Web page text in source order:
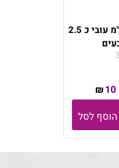
לוח פוליגל 80x120 ס"מ עובי כ 2.5
₪10
הוסף לסל